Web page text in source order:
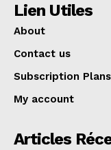
Lien Utiles
About
Contact us
Subscription Plans
My account
Articles